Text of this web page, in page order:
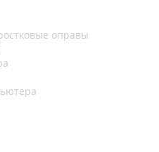
оправы